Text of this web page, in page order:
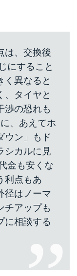
は、交換後
にすること
く異なると
、タイヤと
渉の恐れも
、あえてホ
ウン」もド
シカルに見
金も安くな
利点もあ
径はノーマ
チアップも
に相談する